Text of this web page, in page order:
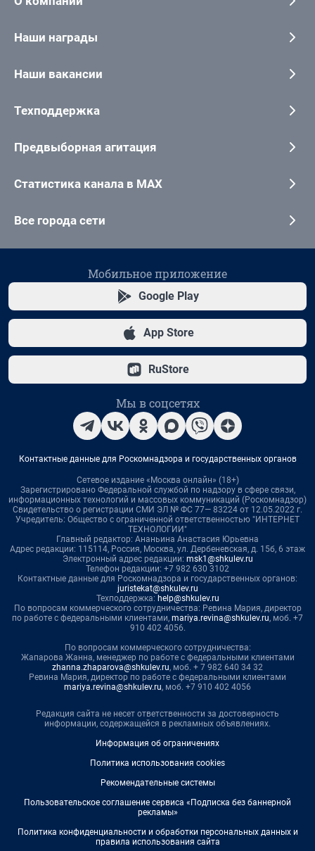
Наши награды
Наши вакансии
Техподдержка
Предвыборная агитация
Статистика канала в MAX
Все города сети
Мобильное приложение
Google Play
App Store
RuStore
Мы в соцсетях
Контактные данные для Роскомнадзора и государственных органов
Сетевое издание «Москва онлайн» (18+)
Зарегистрировано Федеральной службой по надзору в сфере связи,
информационных технологий и массовых коммуникаций (Роскомнадзор)
Свидетельство о регистрации СМИ ЭЛ № ФС 77— 83224 от 12.05.2022 г.
Учредитель: Общество с ограниченной ответственностью "ИНТЕРНЕТ
ТЕХНОЛОГИИ"
Главный редактор: Ананьина Анастасия Юрьевна
Адрес редакции: 115114, Россия, Москва, ул. Дербеневская, д. 15б, 6 этаж
Электронный адрес редакции: msk1@shkulev.ru
Телефон редакции: +7 982 630 3102
Контактные данные для Роскомнадзора и государственных органов:
juristekat@shkulev.ru
Техподдержка: help@shkulev.ru
По вопросам коммерческого сотрудничества: Ревина Мария, директор
по работе с федеральными клиентами, mariya.revina@shkulev.ru, моб. +7
910 402 4056.
По вопросам коммерческого сотрудничества:
Жапарова Жанна, менеджер по работе с федеральными клиентами
zhanna.zhaparova@shkulev.ru, моб. + 7 982 640 34 32
Ревина Мария, директор по работе с федеральными клиентами
mariya.revina@shkulev.ru, моб. +7 910 402 4056
Редакция сайта не несет ответственности за достоверность
информации, содержащейся в рекламных объявлениях.
Информация об ограничениях
Политика использования cookies
Рекомендательные системы
Пользовательское соглашение сервиса «Подписка без баннерной
рекламы»
Политика конфиденциальности и обработки персональных данных и
правила использования сайта